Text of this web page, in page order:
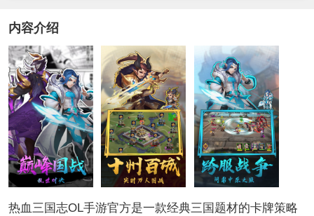
内容介绍
热血三国志OL手游官方是一款经典三国题材的卡牌策略